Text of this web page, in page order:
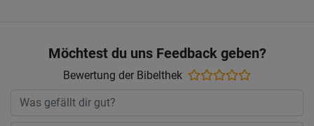
Möchtest du uns Feedback geben?
Bewertung der Bibelthek